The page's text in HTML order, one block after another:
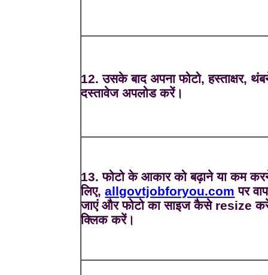
12. उसके बाद अपना फोटो, हस्ताक्षर,
दस्तावेज अपलोड करें।
13. फोटो के आकार को बढ़ाने या कम
लिए,allgovtjobforyou.com पर
जाएं और फोटो का साइज कैसे resize
क्लिक करें।